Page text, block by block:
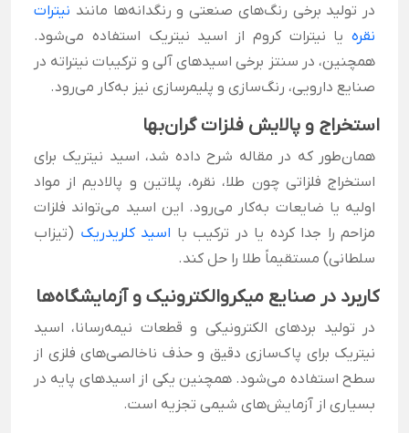
در تولید برخی رنگ‌های صنعتی و رنگدانه‌ها مانند نیترات
نقره یا نیترات کروم از اسید نیتریک استفاده می‌شود.
همچنین، در سنتز برخی اسیدهای آلی و ترکیبات نیتراته در
صنایع دارویی، رنگ‌سازی و پلیمرسازی نیز به‌کار می‌رود.
استخراج و پالایش فلزات گران‌بها
همان‌طور که در مقاله شرح داده شد، اسید نیتریک برای
استخراج فلزاتی چون طلا، نقره، پلاتین و پالادیم از مواد
اولیه یا ضایعات به‌کار می‌رود. این اسید می‌تواند فلزات
مزاحم را جدا کرده یا در ترکیب با اسید کلریدریک (تیزاب
سلطانی) مستقیماً طلا را حل کند.
کاربرد در صنایع میکروالکترونیک و آزمایشگاه‌ها
در تولید بردهای الکترونیکی و قطعات نیمه‌رسانا، اسید
نیتریک برای پاک‌سازی دقیق و حذف ناخالصی‌های فلزی از
سطح استفاده می‌شود. همچنین یکی از اسیدهای پایه در
بسیاری از آزمایش‌های شیمی تجزیه است.